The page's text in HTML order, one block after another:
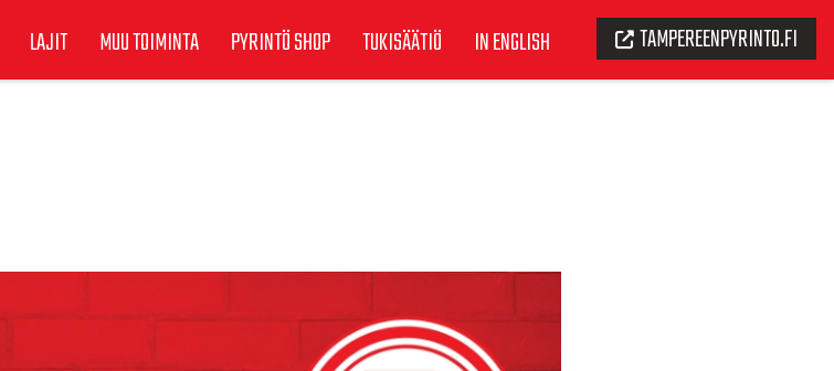
LAJIT MUU TOIMINTA PYRINTÖ SHOP TUKISÄÄTIÖ IN ENGLISH TAMPEREENPYRINTO.FI